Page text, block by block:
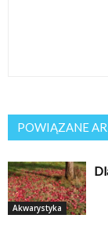
POWIĄZANE
Akwarystyka